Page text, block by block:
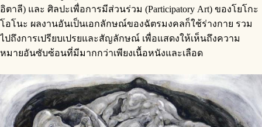
อิตาลี) และ ศิลปะเพื่อการมีส่วนร่วม (Participatory Art) ของโยโกะ
โอโนะ ผลงานอันเป็นเอกลักษณ์ของฉัตรมงคลก็ใช้ร่างกาย รวม
ไปถึงการเปรียบเปรยและสัญลักษณ์ เพื่อแสดงให้เห็นถึงความ
หมายอันซับซ้อนที่มีมากกว่าเพียงเนื้อหนังและเลือด